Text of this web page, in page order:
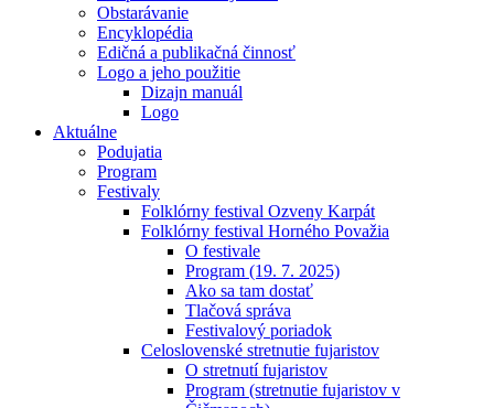
Obstarávanie
Encyklopédia
Edičná a publikačná činnosť
Logo a jeho použitie
Dizajn manuál
Logo
Aktuálne
Podujatia
Program
Festivaly
Folklórny festival Ozveny Karpát
Folklórny festival Horného Považia
O festivale
Program (19. 7. 2025)
Ako sa tam dostať
Tlačová správa
Festivalový poriadok
Celoslovenské stretnutie fujaristov
O stretnutí fujaristov
Program (stretnutie fujaristov v